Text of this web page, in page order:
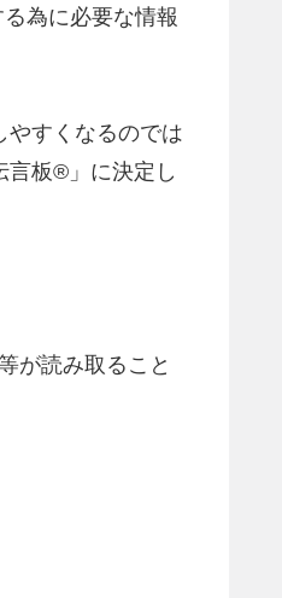
為に必要な情報
やすくなるのでは
言板®」に決定し
が読み取ること